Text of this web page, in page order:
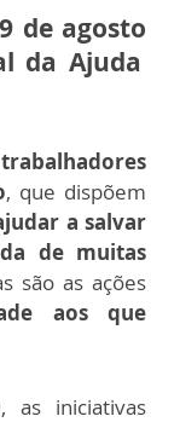
de agosto
da Ajuda
, que dispõem
a salvar
de muitas
são as ações
aos que
, as iniciativas